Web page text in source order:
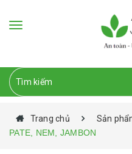
Toggle
Trang chủ Sản
PATE, NEM, JAMBON